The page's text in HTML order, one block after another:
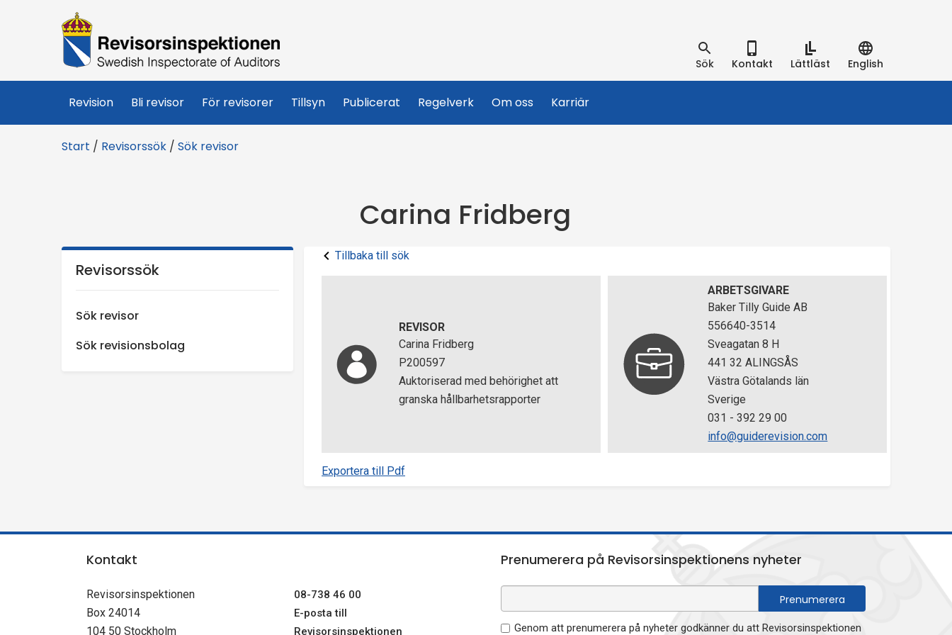
R
e
v
i
r
n
t
Sök Kontakt Lättläst English
Revision Bli revisor För revisorer Tillsyn Publicerat Regelverk Om oss Karriär
Start / Revisorssök / Sök revisor
Carina Fridberg
Tillbaka till sök
REVISOR
Carina Fridberg
P200597
Auktoriserad med behörighet att
granska hållbarhetsrapporter
ARBETSGIVARE
Baker Tilly Guide AB
556640-3514
Sveagatan 8 H
441 32 ALINGSÅS
Västra Götalands län
Sverige
031 - 392 29 00
info@guiderevision.com
Exportera till Pdf
Revisorssök
Sök revisor
Sök revisionsbolag
Kontakt
Revisorsinspektionen
Box 24014
104 50 Stockholm
08-738 46 00
E-posta till
Revisorsinspektionen
Prenumerera på Revisorsinspektionens nyheter
Genom att prenumerera på nyheter godkänner du att Revisorsinspektionen